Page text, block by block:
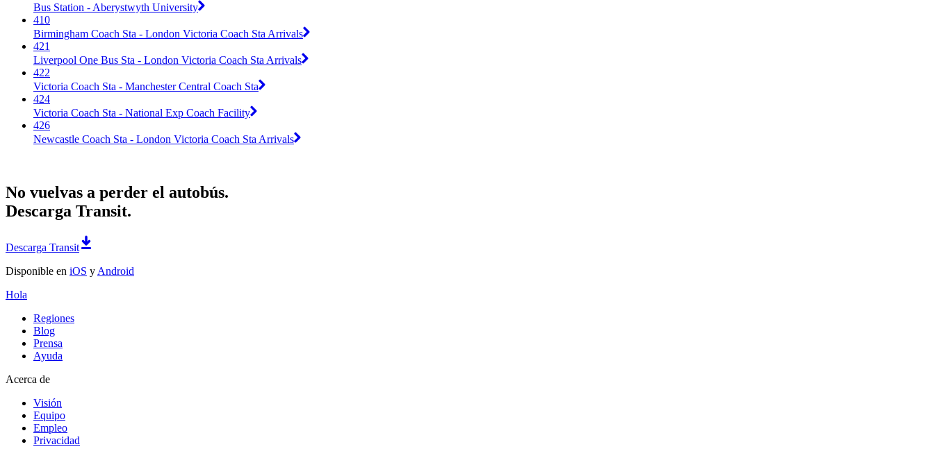
Bus Station - Aberystwyth University
410
Birmingham Coach Sta - London Victoria Coach Sta Arrivals
421
Liverpool One Bus Sta - London Victoria Coach Sta Arrivals
422
Victoria Coach Sta - Manchester Central Coach Sta
424
Victoria Coach Sta - National Exp Coach Facility
426
Newcastle Coach Sta - London Victoria Coach Sta Arrivals
No vuelvas a perder el autobús.
Descarga Transit.
Descarga Transit
Disponible en iOS y Android
Hola
Regiones
Blog
Prensa
Ayuda
Acerca de
Visión
Equipo
Empleo
Privacidad